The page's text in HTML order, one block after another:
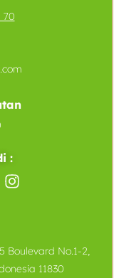
70
:
Boulevard No.1-2,
11830